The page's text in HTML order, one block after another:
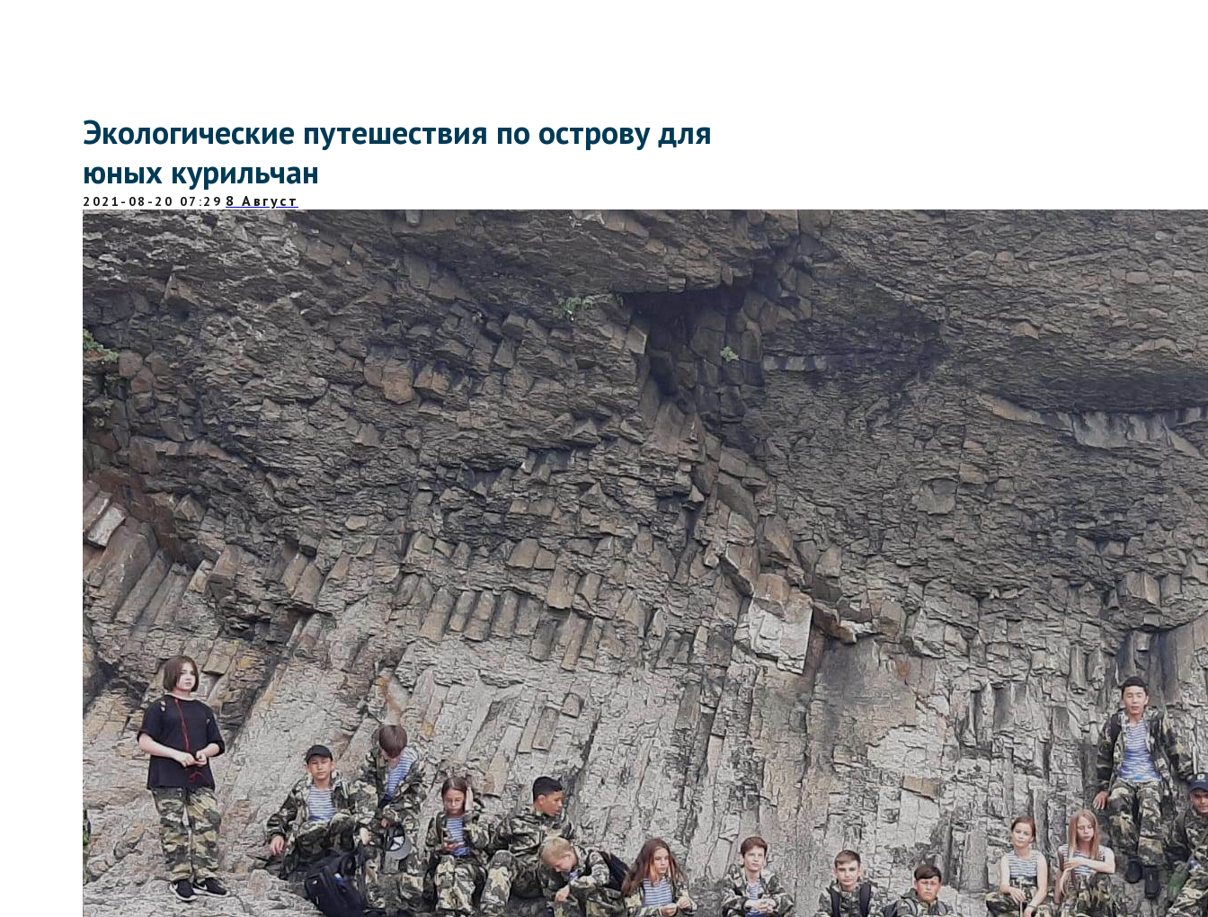
Экологические путешествия по острову для
юных курильчан
2021-08-20 07:29 8 Август